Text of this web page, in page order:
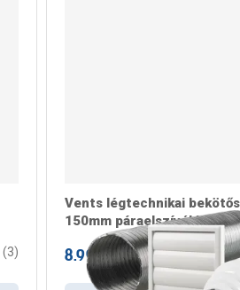
(3)
Vents légtechnikai
150mm páraelszívókhoz
8.999 Ft / darab